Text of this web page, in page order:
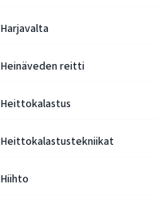
Harjavalta
Heinäveden reitti
Heittokalastus
Heittokalastustekniikat
Hiihto